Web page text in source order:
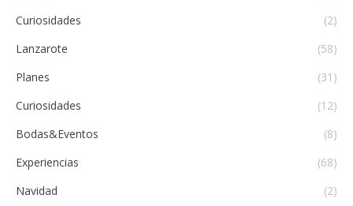
Curiosidades
(2)
Lanzarote
(58)
Planes
(31)
Curiosidades
(12)
Bodas&Eventos
(8)
Experiencias
(68)
Navidad
(2)